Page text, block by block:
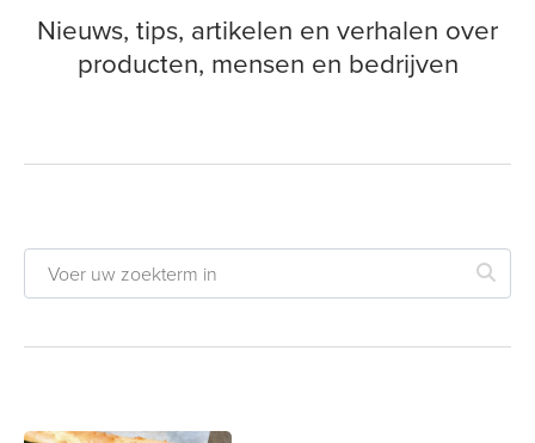
Nieuws, tips, artikelen en verhalen over
producten, mensen en bedrijven